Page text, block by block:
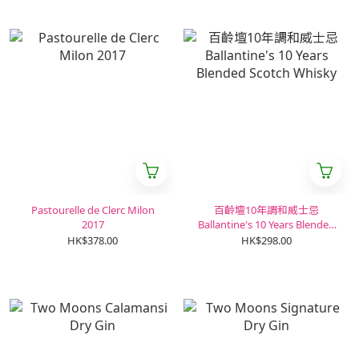
Pastourelle de Clerc Milon
2017
HK$378.00
百齡壇10年調和威士忌
Ballantine's 10 Years Blended
Scotch Whisky
HK$298.00